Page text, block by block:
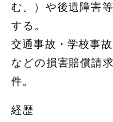
む。）や後遺障害
する。
交通事故・学校事
などの損害賠償請
件。
経歴